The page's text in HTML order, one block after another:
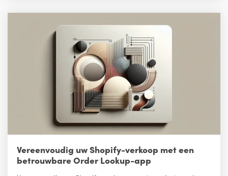
Vereenvoudig uw Shopify-verkoop met een
betrouwbare Order Lookup-app